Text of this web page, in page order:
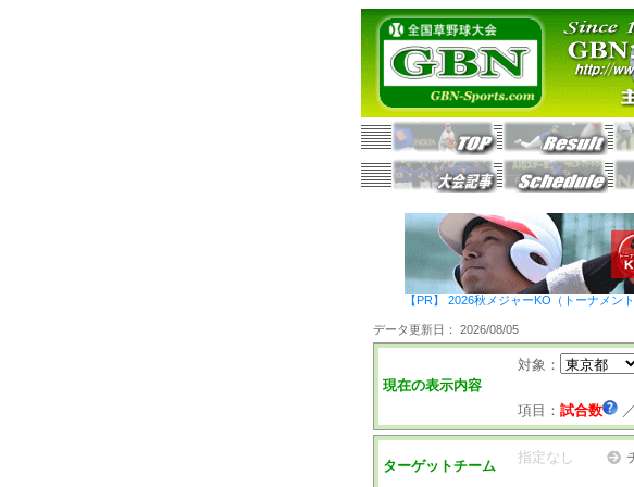
【PR】 2026秋メジャーKO（トーナメ
データ更新日： 2026/08/05
現在の表示内容
対象：
項目： 試合数 ／
ターゲットチーム
指定なし